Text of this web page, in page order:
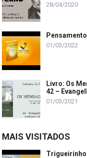
28/04/2020
01/03/2022
Livro: Os
42 –
01/03/2021
MAIS VISITADOS
Trigueirinho